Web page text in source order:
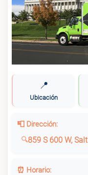
📍
Ubicación
📮 Dirección:
859 S 600 W,
⏰ Horario: